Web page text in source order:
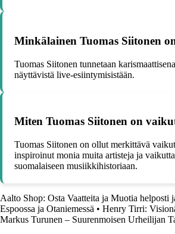
Minkälainen Tuomas Siitonen
Tuomas Siitonen tunnetaan
näyttävistä live-esiintymisistään.
Miten Tuomas Siitonen on
Tuomas Siitonen on ollut merkittävä
inspiroinut monia muita artisteja ja
suomalaiseen musiikkihistoriaan.
Aalto Shop: Osta Vaatteita ja Muotia helposti
Espoossa ja Otaniemessä • Henry Tirri:
Markus Turunen – Suurenmoisen Urheilijan